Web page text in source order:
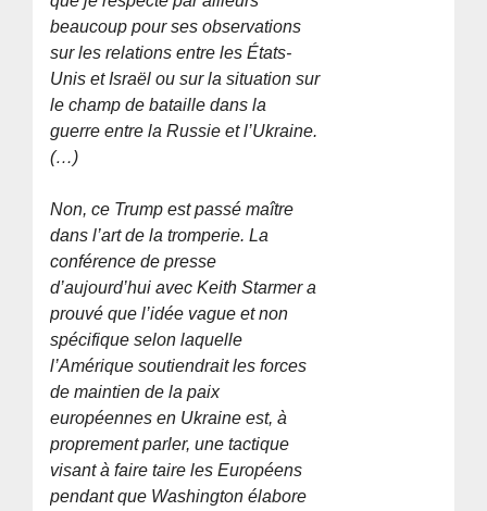
beaucoup pour ses observations
sur les relations entre les États-
Unis et Israël ou sur la situation sur
le champ de bataille dans la
guerre entre la Russie et l’Ukraine.
(…)
Non, ce Trump est passé maître
dans l’art de la tromperie. La
conférence de presse
d’aujourd’hui avec Keith Starmer a
prouvé que l’idée vague et non
spécifique selon laquelle
l’Amérique soutiendrait les forces
de maintien de la paix
européennes en Ukraine est, à
proprement parler, une tactique
visant à faire taire les Européens
pendant que Washington élabore